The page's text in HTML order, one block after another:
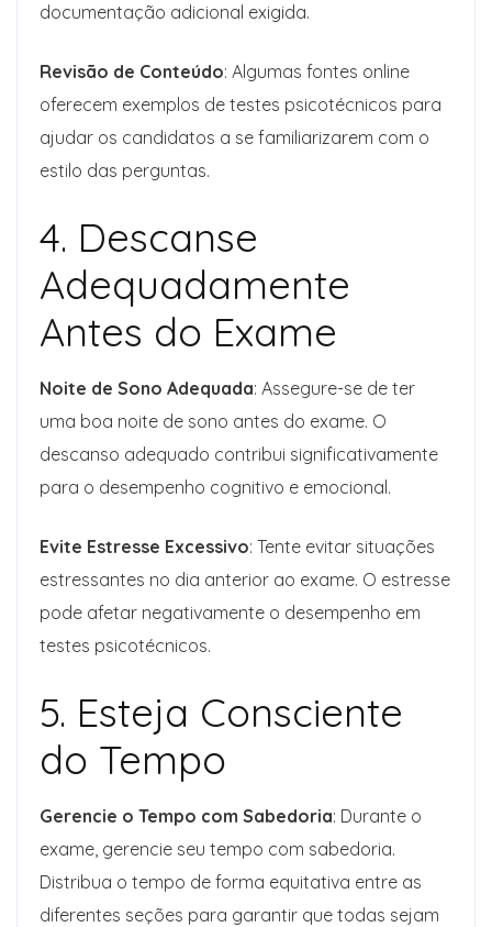
documentação adicional exigida.
Revisão de Conteúdo: Algumas fontes online
oferecem exemplos de testes psicotécnicos para
ajudar os candidatos a se familiarizarem com o
estilo das perguntas.
4. Descanse
Adequadamente
Antes do Exame
Noite de Sono Adequada: Assegure-se de ter
uma boa noite de sono antes do exame. O
descanso adequado contribui significativamente
para o desempenho cognitivo e emocional.
Evite Estresse Excessivo: Tente evitar situações
estressantes no dia anterior ao exame. O estresse
pode afetar negativamente o desempenho em
testes psicotécnicos.
5. Esteja Consciente
do Tempo
Gerencie o Tempo com Sabedoria: Durante o
exame, gerencie seu tempo com sabedoria.
Distribua o tempo de forma equitativa entre as
diferentes seções para garantir que todas sejam